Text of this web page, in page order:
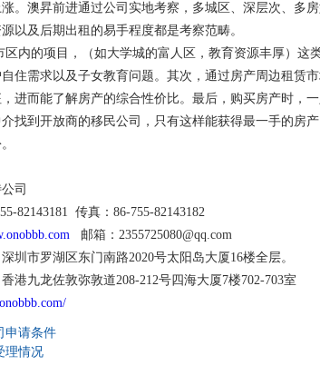
。澳昇前进通过公司实地考察，多城区、深层次、多
以及后期出租的易手程度都是考察范畴。
的项目，（如大学城的富人区，教育资源丰厚）这
住需求以及子女教育问题。其次，通过房产周边租赁
进而能了解房产的综合性价比。最后，购买房产时，
找到开放商的移民公司，只有这样能获得最一手的房
司
82143181 传真：86-755-82143182
邮箱：2355725080@qq.com
圳市罗湖区东门南路2020号太阳岛大厦16楼全层。
港九龙佐敦弥敦道208-212号四海大厦7楼702-703室
申请条件
理情况